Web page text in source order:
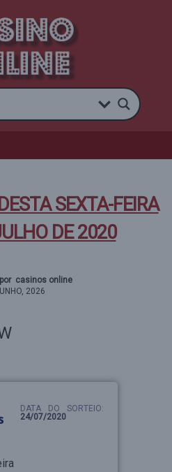
SEXTA-FEIRA
DE 2020
casinos online
2026
DATA DO SORTEIO:
24/07/2020